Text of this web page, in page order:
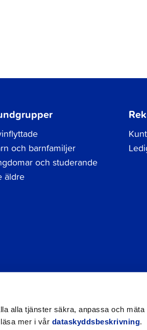
alla tjänster säkra, anpassa och
mer i vår dataskyddsbeskrivning.
och barnfamiljer
och studerande
äldre
registraturen@jakobstad.fi